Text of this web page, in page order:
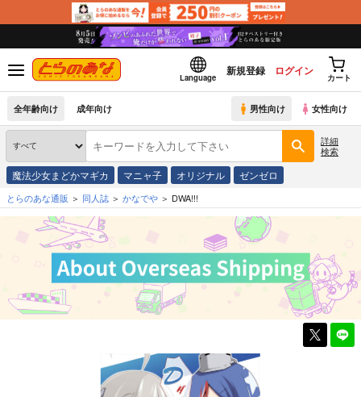
Language
新規登録 ログイン
カート
全年齢向け 成年向け 男性向け 女性向け
詳細
検索
魔法少女まどかマギカ マニャ子 オリジナル ゼンゼロ
とらのあな通販 同人誌 かなでや DWA!!!